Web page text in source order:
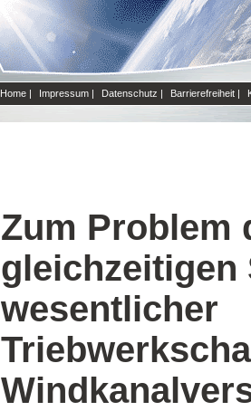
Home | Impressum | Datenschutz | Barrierefreiheit |
Zum Problem
gleichzeitigen
wesentlicher